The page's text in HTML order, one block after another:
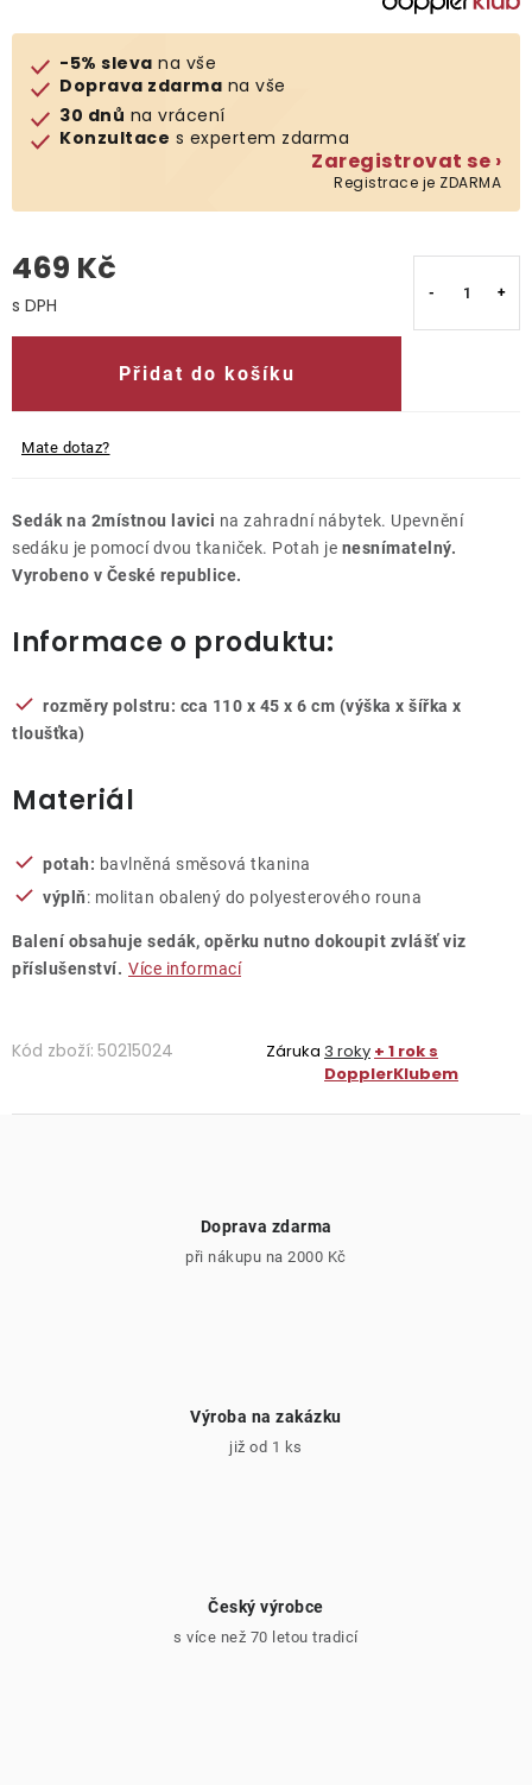
Klub výhod
-5% sleva na vše
Doprava zdarma na vše
30 dnů na vrácení
Konzultace s expertem zdarma
Zaregistrovat se ›
Registrace je ZDARMA
469 Kč
Přidat do košíku
Mate dotaz?
Sedák na 2místnou lavici na zahradní nábytek. Upevnění
sedáku je pomocí dvou tkaniček. Potah je nesnímatelný.
Vyrobeno v České republice.
Informace o produktu:
rozměry polstru: cca 110 x 45 x 6 cm (výška x šířka x
tloušťka)
Materiál
potah: bavlněná směsová tkanina
výplň: molitan obalený do polyesterového rouna
Balení obsahuje sedák, opěrku nutno dokoupit zvlášť viz
příslušenství. Více informací
Kód zboží: 50215024 Záruka 3 roky + 1 rok s
DopplerKlubem
Doprava zdarma
při nákupu na 2000 Kč
Výroba na zakázku
již od 1 ks
Český výrobce
s více než 70 letou tradicí